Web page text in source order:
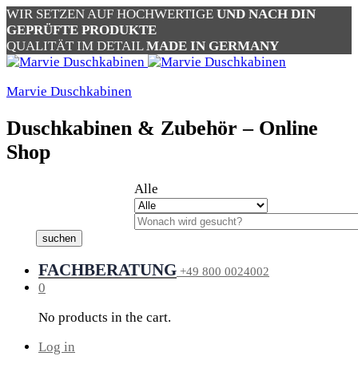
WIR SETZEN AUF HOCHWERTIGE UND NACH DIN
GEPRÜFTE PRODUKTE
QUALITÄT IM DETAILMADE IN GERMANY
Marvie Duschkabinen
Duschkabinen & Zubehör – Online
Shop
Alle
suchen
FACHBERATUNG +49 800 0024002
0
No products in the cart.
Log in